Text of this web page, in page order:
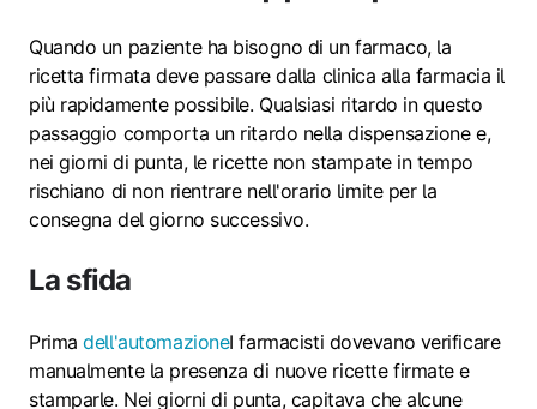
Quando un paziente ha bisogno di un farmaco, la
ricetta firmata deve passare dalla clinica alla farmacia il
più rapidamente possibile. Qualsiasi ritardo in questo
passaggio comporta un ritardo nella dispensazione e,
nei giorni di punta, le ricette non stampate in tempo
rischiano di non rientrare nell'orario limite per la
consegna del giorno successivo.
La sfida
Primadell'automazioneI farmacisti dovevano verificare
manualmente la presenza di nuove ricette firmate e
stamparle. Nei giorni di punta, capitava che alcune